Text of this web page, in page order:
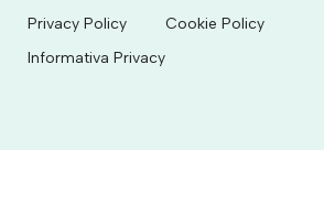
Privacy Policy
Cookie Policy
Informativa Privacy